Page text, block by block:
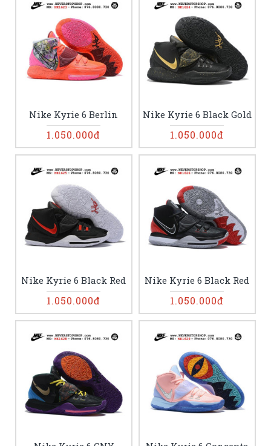
Nike Kyrie 6 Berlin
1.050.000đ
Nike Kyrie 6 Black Gold
1.050.000đ
Nike Kyrie 6 Black Red
1.050.000đ
Nike Kyrie 6 Black Red
1.050.000đ